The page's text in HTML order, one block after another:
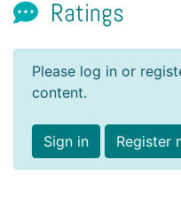
Ratings
Please log in or
content.
Sign in Register